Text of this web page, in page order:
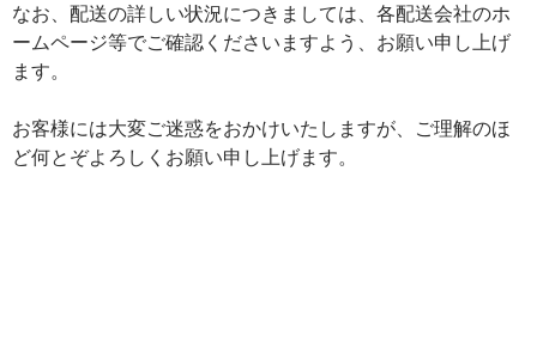
なお、配送の詳しい状況につきましては、各配送会社のホ
ームページ等でご確認くださいますよう、お願い申し上げ
ます。
お客様には大変ご迷惑をおかけいたしますが、ご理解のほ
ど何とぞよろしくお願い申し上げます。